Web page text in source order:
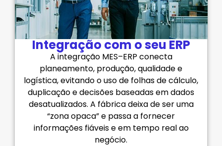
Integração com o seu ERP
A integração MES–ERP conecta
planeamento, produção, qualidade e
logística, evitando o uso de folhas de cálculo,
duplicação e decisões baseadas em dados
desatualizados. A fábrica deixa de ser uma
“zona opaca” e passa a fornecer
informações fiáveis e em tempo real ao
negócio.